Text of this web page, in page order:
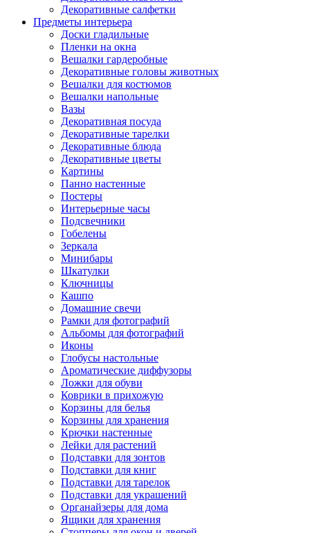
Декоративные салфетки
Предметы интерьера
Доски гладильные
Пленки на окна
Вешалки гардеробные
Декоративные головы животных
Вешалки для костюмов
Вешалки напольные
Вазы
Декоративная посуда
Декоративные тарелки
Декоративные блюда
Декоративные цветы
Картины
Панно настенные
Постеры
Интерьерные часы
Подсвечники
Гобелены
Зеркала
Минибары
Шкатулки
Ключницы
Кашпо
Домашние свечи
Рамки для фотографий
Альбомы для фотографий
Иконы
Глобусы настольные
Ароматические диффузоры
Ложки для обуви
Коврики в прихожую
Корзины для белья
Корзины для хранения
Крючки настенные
Лейки для растений
Подставки для зонтов
Подставки для книг
Подставки для тарелок
Подставки для украшений
Органайзеры для дома
Ящики для хранения